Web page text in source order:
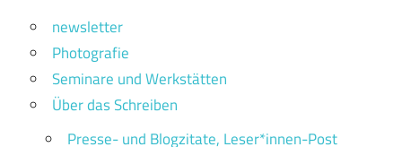
newsletter
Photografie
Seminare und Werkstätten
Über das Schreiben
Presse- und Blogzitate, Leser*innen-Post